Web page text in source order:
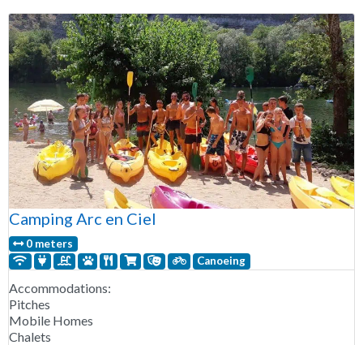
Camping Arc en Ciel
0 meters
Canoeing
Accommodations:
Pitches
Mobile Homes
Chalets